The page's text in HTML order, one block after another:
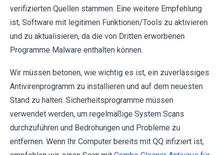
verifizierten Quellen stammen. Eine weitere Empfehlung
ist, Software mit legitimen Funktionen/Tools zu aktivieren
und zu aktualisieren, da die von Dritten erworbenen
Programme Malware enthalten können.
Wir müssen betonen, wie wichtig es ist, ein zuverlässiges
Antivirenprogramm zu installieren und auf dem neuesten
Stand zu halten. Sicherheitsprogramme müssen
verwendet werden, um regelmäßige System Scans
durchzuführen und Bedrohungen und Probleme zu
entfernen. Wenn Ihr Computer bereits mit QQ infiziert ist,